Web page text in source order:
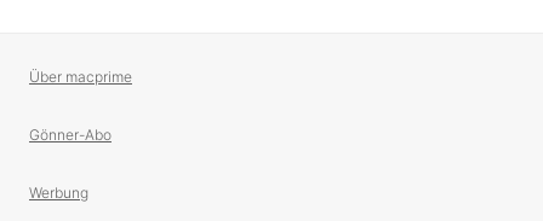
Über macprime
Gönner-Abo
Werbung